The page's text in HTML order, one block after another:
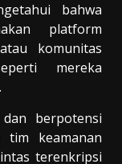
bahwa
platform
komunitas
mereka
berpotensi
tim keamanan
terenkripsi